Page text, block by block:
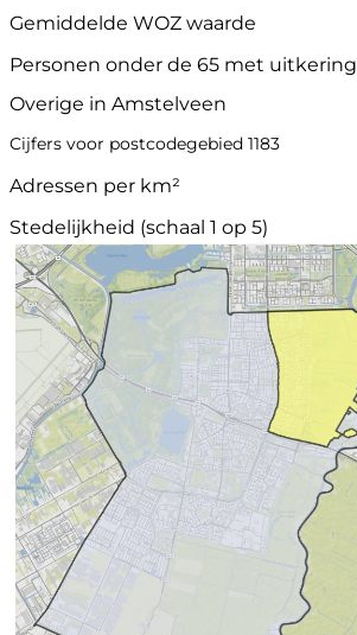
Gemiddelde WOZ waarde
Personen onder de 65 met uitkering
Overige in Amstelveen
Cijfers voor postcodegebied 1183
Adressen per km²
Stedelijkheid (schaal 1 op 5)